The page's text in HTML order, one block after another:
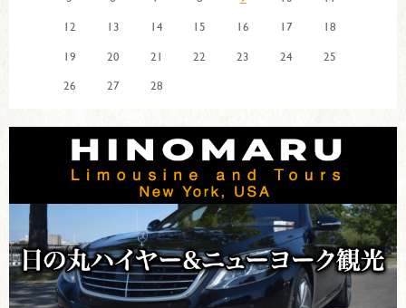
12
13 14 15 16 17
18
19
20 21 22 23 24
25
26
27 28